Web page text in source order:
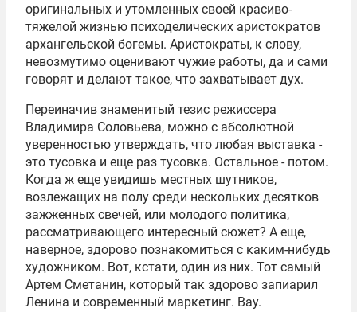
оригинальных и утомленных своей красиво-
тяжелой жизнью психоделических аристократов
архангельской богемы. Аристократы, к слову,
невозмутимо оценивают чужие работы, да и сами
говорят и делают такое, что захватывает дух.
Переиначив знаменитый тезис режиссера
Владимира Соловьева, можно с абсолютной
уверенностью утверждать, что любая выставка -
это тусовка и еще раз тусовка. Остальное - потом.
Когда ж еще увидишь местных шутников,
возлежащих на полу среди нескольких десятков
зажженных свечей, или молодого политика,
рассматривающего интересный сюжет? А еще,
наверное, здорово познакомиться с каким-нибудь
художником. Вот, кстати, один из них. Тот самый
Артем Сметанин, который так здорово запиарил
Ленина и современный маркетинг. Вау.